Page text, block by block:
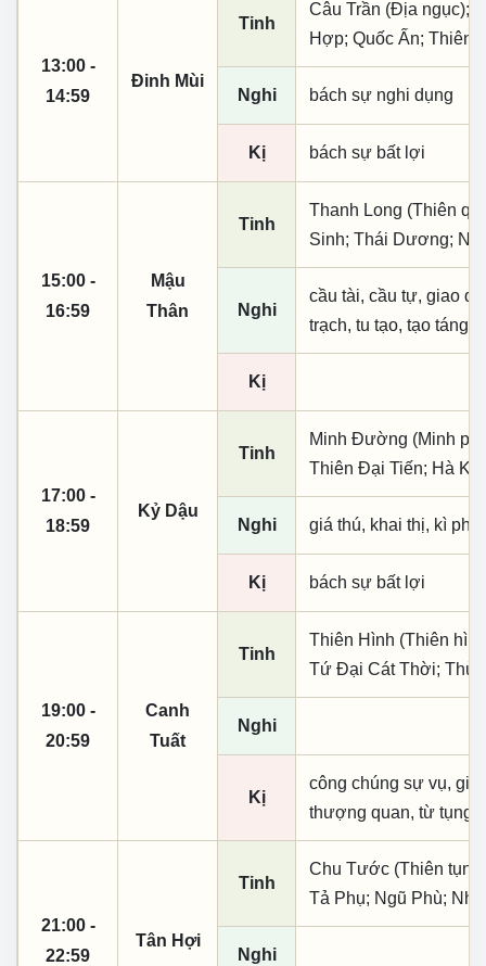
13:00 -
14:59
Đinh Mùi
Tinh
Câu Trần (Địa ngục);
Hợp; Quốc Ấn; Thiên
Nghi bách sự nghi dụng
Kị bách sự bất lợi
15:00 -
16:59
Mậu
Thân
Tinh
Thanh Long (Thiên
Sinh; Thái Dương;
Nghi
cầu tài, cầu tự, giao
trạch, tu tạo, tạo táng,
Kị
17:00 -
18:59
Kỷ Dậu
Tinh
Minh Đường (Minh
Thiên Đại Tiến; Hà
Nghi giá thú, khai thị, kì
Kị bách sự bất lợi
19:00 -
20:59
Canh
Tuất
Tinh
Thiên Hình (Thiên
Tứ Đại Cát Thời;
Nghi
Kị
công chúng sự vụ, giá
thượng quan, từ tụng
21:00 -
22:59
Tân Hợi
Tinh
Chu Tước (Thiên
Tả Phụ; Ngũ Phù;
Nghi